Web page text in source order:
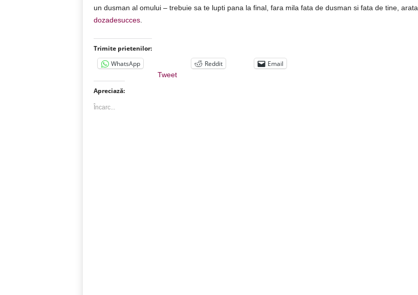
un dusman al omului – trebuie sa te lupti pana la final, fara mila fata de dusman si fata de tine, arata
dozadesucces.
Trimite prietenilor:
WhatsApp
Tweet
Reddit Email
Apreciază:
Încarc...